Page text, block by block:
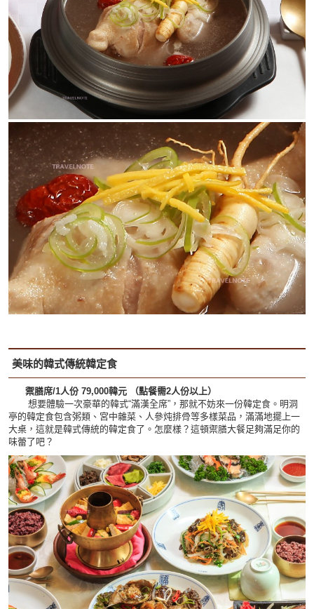
美味的韓式傳統韓定食
禦膳席/1人份 79,000韓元 （點餐需2人份以上）
想要體驗一次豪華的韓式“滿漢全席”，那就不妨來一份韓定食。明洞
亭的韓定食包含粥類、宮中雜菜、人參炖排骨等多樣菜品，滿滿地擺上一
大桌，這就是韓式傳統的韓定食了。怎麼樣？這頓禦膳大餐足夠滿足你的
味蕾了吧？